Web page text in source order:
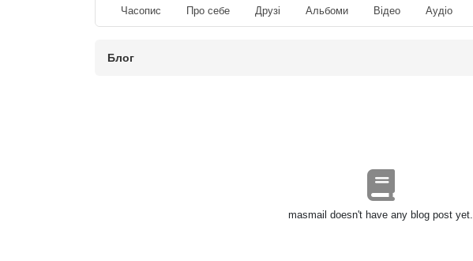
Часопис Про себе Друзі Альбоми Відео Аудіо
Блог
masmail doesn't have any blog post yet.